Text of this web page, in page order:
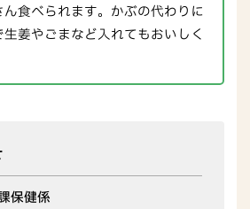
食べられます。かぶの代わりに
姜やごまなど入れてもおいしく
保健係